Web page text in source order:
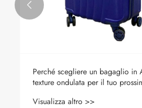
Perché scegliere un bagaglio in
texture ondulata per il tuo
Visualizza altro >>
